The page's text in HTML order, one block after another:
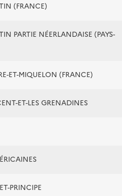
(FRANCE)
PARTIE NÉERLANDAISE (PAYS-
ET-MIQUELON (FRANCE)
ET-LES GRENADINES
PRINCIPE